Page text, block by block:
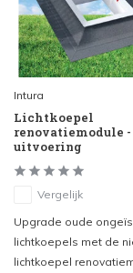
Intura
Lichtkoepel
renovatiemodule -
uitvoering
Vergelijk
Upgrade oude
lichtkoepels met de
lichtkoepel